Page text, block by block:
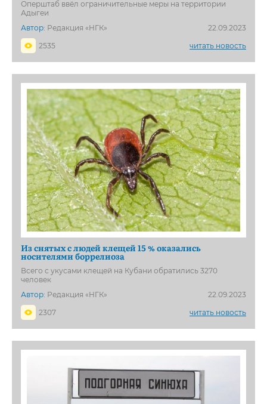
Оперштаб ввёл ограничительные меры на территории
Адыгеи
Автор: Редакция «НГК»
22.09.2023
2535
читать новость
Из снятых с людей клещей 15 % оказались
носителями боррелиоза
Всего с укусами клещей на Кубани обратились 3270
человек
Автор: Редакция «НГК»
22.09.2023
2307
читать новость